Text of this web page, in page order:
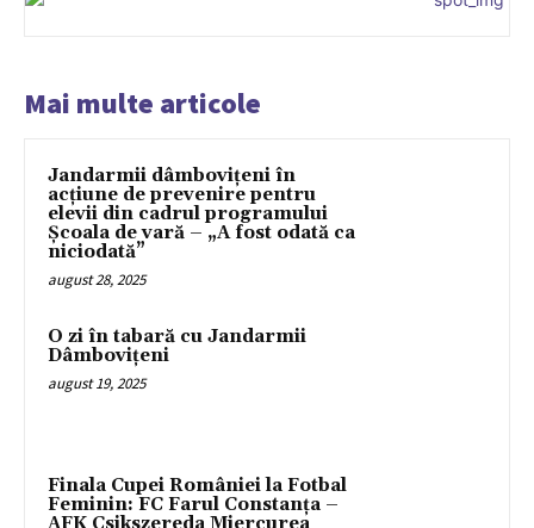
Mai multe articole
Jandarmii dâmbovițeni în
acțiune de prevenire pentru
elevii din cadrul programului
Școala de vară – „A fost odată ca
niciodată”
august 28, 2025
O zi în tabară cu Jandarmii
Dâmbovițeni
august 19, 2025
Finala Cupei României la Fotbal
Feminin: FC Farul Constanța –